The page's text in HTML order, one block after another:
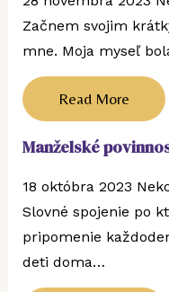
Začnem svojim
mne. Moja myseľ
Read More
Manželské
18 októbra 2023
Slovné spojenie po
pripomenie
deti doma…